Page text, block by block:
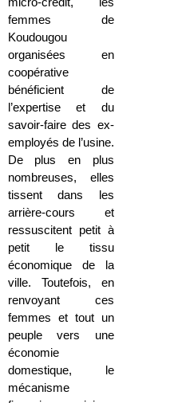
micro-crédit, les
femmes de
Koudougou
organisées en
coopérative
bénéficient de
l’expertise et du
savoir-faire des ex-
employés de l’usine.
De plus en plus
nombreuses, elles
tissent dans les
arrière-cours et
ressuscitent petit à
petit le tissu
économique de la
ville. Toutefois, en
renvoyant ces
femmes et tout un
peuple vers une
économie
domestique, le
mécanisme